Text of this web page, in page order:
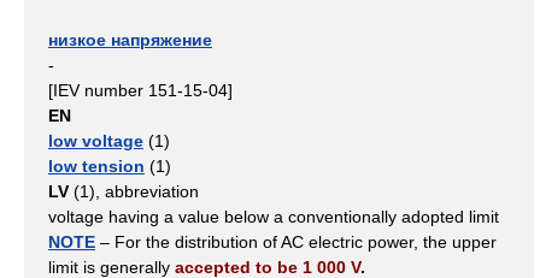
низкое напряжение
-
[IEV number 151-15-04]
EN
low voltage (1)
low tension (1)
LV (1), abbreviation
voltage having a value below a conventionally adopted limit
NOTE – For the distribution of AC electric power, the upper
limit is generally accepted to be 1 000 V.